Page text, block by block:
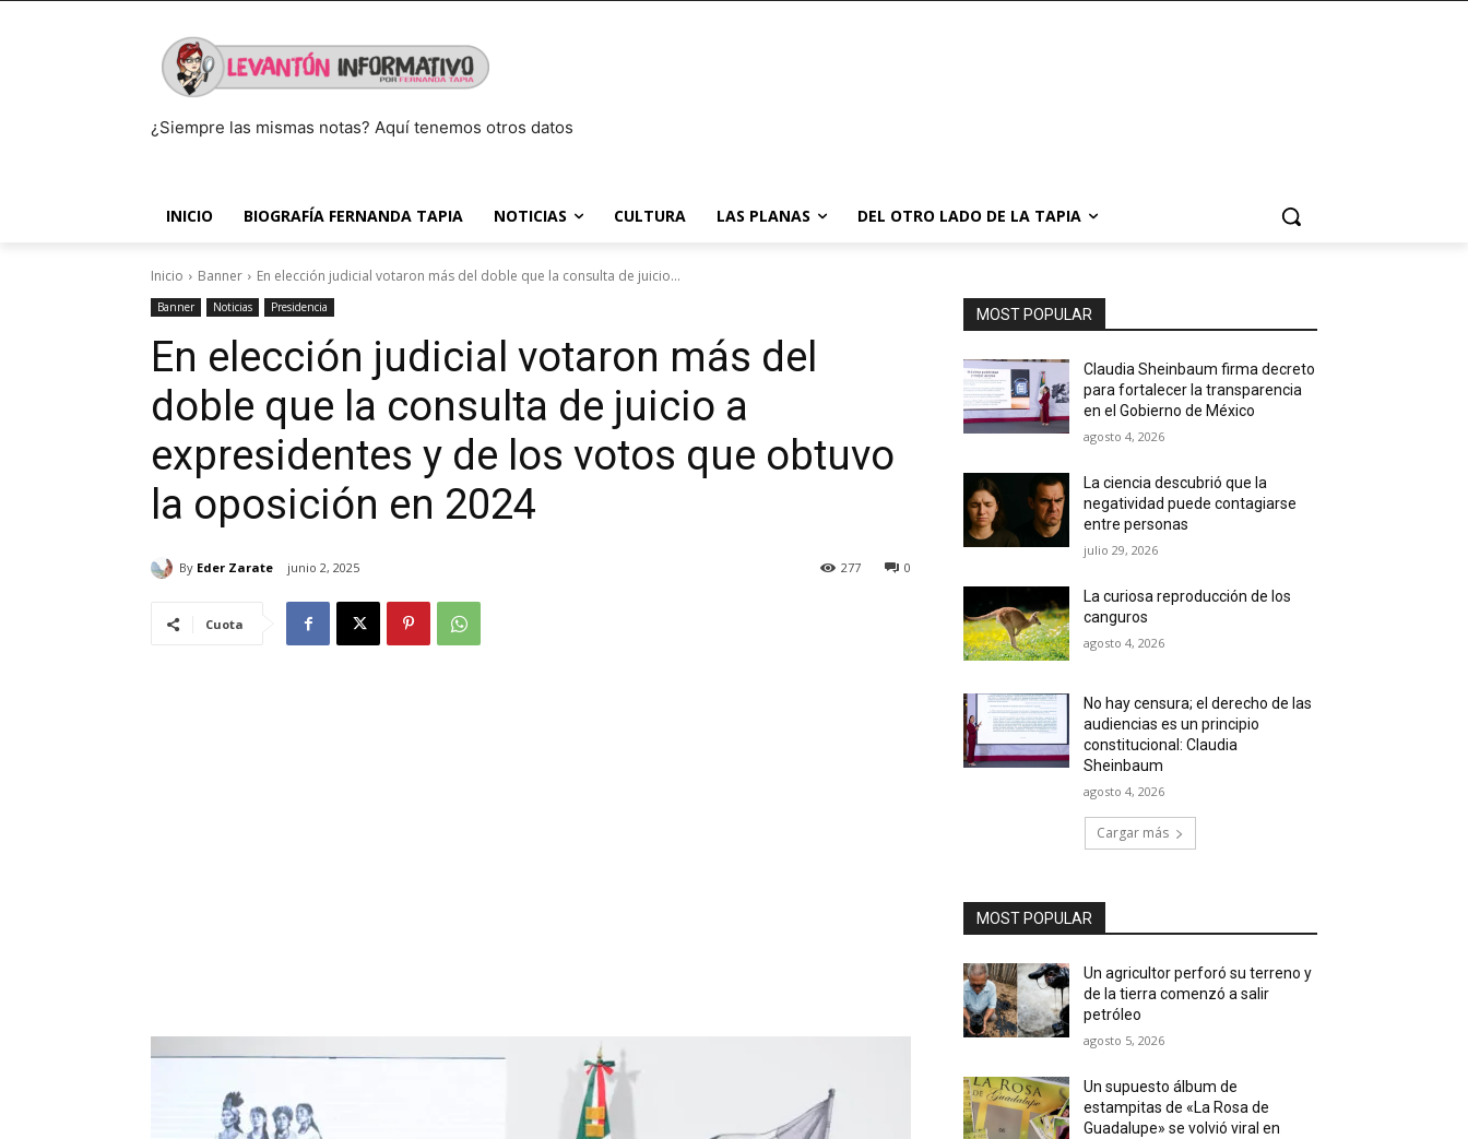
¿Siempre las mismas notas? Aquí tenemos otros datos
INICIO BIOGRAFÍA FERNANDA TAPIA NOTICIAS CULTURA LAS PLANAS DEL OTRO LADO DE LA TAPIA
Inicio Banner En elección judicial votaron más del doble que la consulta de juicio...
Banner Noticias Presidencia
En elección judicial votaron más del
doble que la consulta de juicio a
expresidentes y de los votos que obtuvo
la oposición en 2024
By Eder Zarate junio 2, 2025 0
277
Cuota
MOST POPULAR
Claudia Sheinbaum firma decreto
para fortalecer la transparencia
en el Gobierno de México
agosto 4, 2026
La ciencia descubrió que la
negatividad puede contagiarse
entre personas
julio 29, 2026
La curiosa reproducción de los
canguros
agosto 4, 2026
No hay censura; el derecho de las
audiencias es un principio
constitucional: Claudia
Sheinbaum
agosto 4, 2026
Cargar más
MOST POPULAR
Un agricultor perforó su terreno y
de la tierra comenzó a salir
petróleo
agosto 5, 2026
Un supuesto álbum de
estampitas de «La Rosa de
Guadalupe» se volvió viral en